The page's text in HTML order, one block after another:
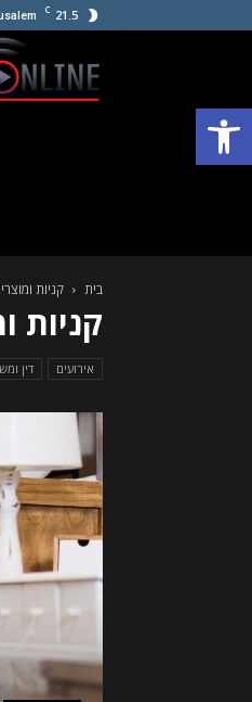
פתח סרגל נגישות
21.5
C
בית קניות
קניות
אירועים דין